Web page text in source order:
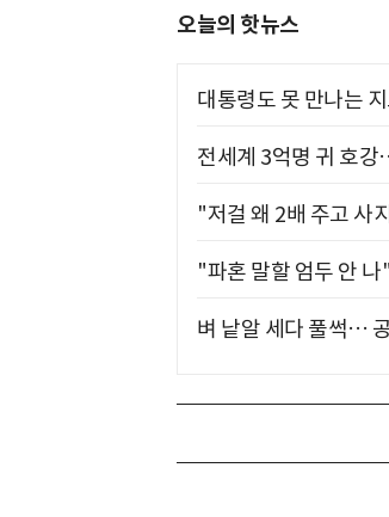
오늘의 핫뉴스
대통령도 못 만나는
전세계 3억명 귀 호
"저걸 왜 2배 주고 사
"파혼 말할 엄두 안
벼 낱알 세다 풀썩…